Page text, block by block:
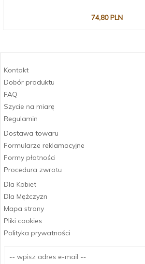
74,80 PLN
Kontakt
Dobór produktu
FAQ
Szycie na miarę
Regulamin
Dostawa towaru
Formularze reklamacyjne
Formy płatności
Procedura zwrotu
Dla Kobiet
Dla Mężczyzn
Mapa strony
Pliki cookies
Polityka prywatności